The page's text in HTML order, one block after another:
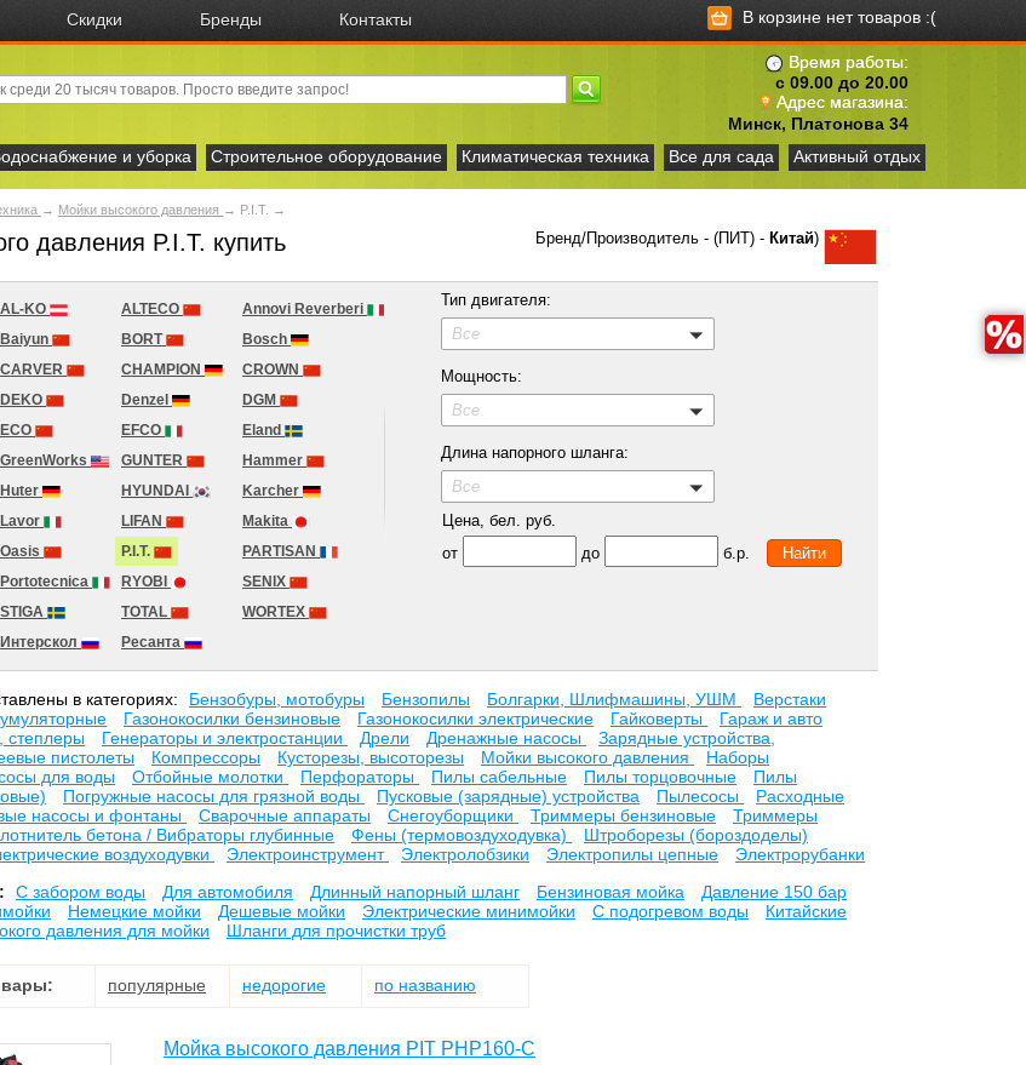
Скидки Бренды Контакты В корзине нет товаров :(
Время работы:
с 09.00 до 20.00
Адрес магазина:
Минск, Платонова 34
и уборка Строительное оборудование Климатическая техника Все для сада Активный отдых
→ Мойки высокого давления → P.I.T. →
давления P.I.T. купить Бренд/Производитель - (ПИТ) - Китай)
AL-KO ALTECO
Annovi Reverberi
Baiyun BORT
Bosch
CARVER CHAMPION
CROWN
DEKO Denzel
DGM
ECO EFCO
Eland
GreenWorks GUNTER
Hammer
Huter HYUNDAI
Karcher
Lavor LIFAN
Makita
Oasis P.I.T.
PARTISAN
Portotecnica RYOBI
SENIX
STIGA TOTAL
WORTEX
Интерскол Ресанта
Тип двигателя:
Все
Мощность:
Все
Длина напорного шланга:
Все
Цена, бел. руб.
от
до б.р.
в категориях: Бензобуры, мотобуры Бензопилы Болгарки, Шлифмашины, УШМ
Верстаки
Газонокосилки бензиновые Газонокосилки электрические Гайковерты
Гараж и авто
степлеры
Генераторы и электростанции Дрели Дренажные насосы
Зарядные устройства,
пистолеты Компрессоры Кусторезы, высоторезы Мойки высокого давления
Наборы
для воды Отбойные молотки Перфораторы Пилы сабельные Пилы торцовочные
Пилы
Погружные насосы для грязной воды Пусковые (зарядные) устройства Пылесосы
Расходные
насосы и фонтаны Сварочные аппараты Снегоуборщики Триммеры бензиновые
Триммеры
бетона / Вибраторы глубинные Фены (термовоздуходувка)
Штроборезы (бороздоделы)
воздуходувки Электроинструмент Электролобзики Электропилы цепные
Электрорубанки
C забором воды Для автомобиля Длинный напорный шланг Бензиновая мойка
Давление 150 бар
Немецкие мойки Дешевые мойки Электрические минимойки С подогревом воды
Китайские
давления для мойки Шланги для прочистки труб
популярные недорогие по названию
Мойка высокого давления PIT PHP160-C